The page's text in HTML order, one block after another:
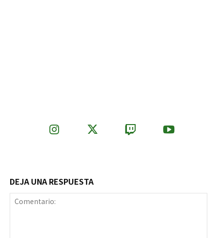
DEJA UNA RESPUESTA